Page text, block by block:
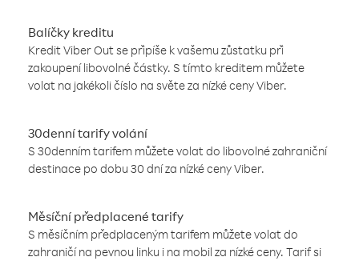
Balíčky kreditu
Kredit Viber Out se připíše k vašemu zůstatku při
zakoupení libovolné částky. S tímto kreditem můžete
volat na jakékoli číslo na světe za nízké ceny Viber.
30denní tarify volání
S 30denním tarifem můžete volat do libovolné zahraniční
destinace po dobu 30 dní za nízké ceny Viber.
Měsíční předplacené tarify
S měsíčním předplaceným tarifem můžete volat do
zahraničí na pevnou linku i na mobil za nízké ceny. Tarif si